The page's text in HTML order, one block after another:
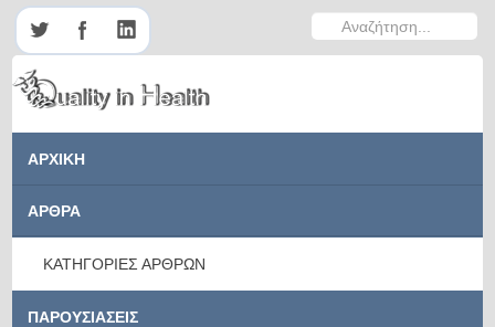
Αναζήτηση...
ΑΡΧΙΚΗ
ΑΡΘΡΑ
ΚΑΤΗΓΟΡΙΕΣ ΑΡΘΡΩΝ
ΠΑΡΟΥΣΙΑΣΕΙΣ